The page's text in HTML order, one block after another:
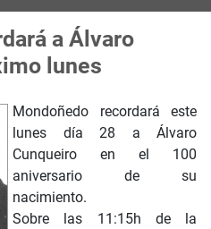
a Álvaro
lunes
Mondoñedo recordará este
lunes día 28 a Álvaro
Cunqueiro en el 100
aniversario de su
nacimiento.
Sobre las 11:15h de la